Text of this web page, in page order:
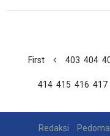
First 403 404
414 415 416 417
Redaksi